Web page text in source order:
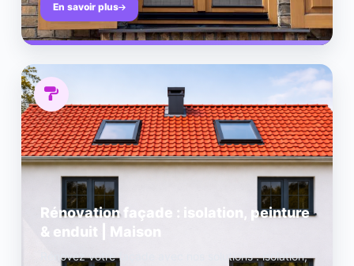
En savoir plus
Rénovation façade : isolation, peinture
& enduit | Maison
Rénovez votre façade avec nos solutions : isolation,